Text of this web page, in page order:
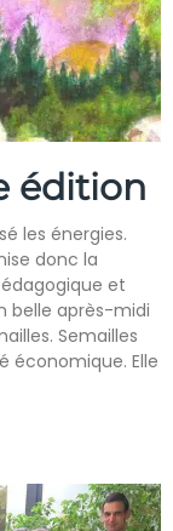
édition
les énergies.
donc la
et
belle après-midi
Semailles
économique. Elle